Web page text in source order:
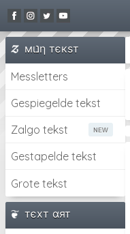
мιנη тєкѕт
Messletters
Gespiegelde tekst
Zalgo tekst
Gestapelde tekst
Grote tekst
тєxт αят